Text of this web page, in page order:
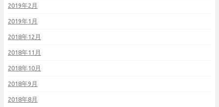
2019年2月
2019年1月
2018年12月
2018年11月
2018年10月
2018年9月
2018年8月